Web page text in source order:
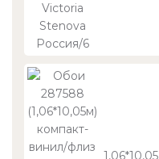
1,06*10,05